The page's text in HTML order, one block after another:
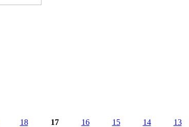
13
14
15
16
17
18